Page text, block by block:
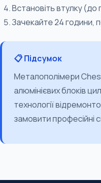
Встановіть втулку (до
Зачекайте 24 години,
📋 Підсумок
Металополімери
алюмінієвих блоків
технології
замовити професійні